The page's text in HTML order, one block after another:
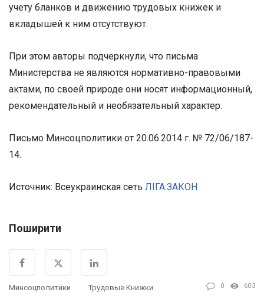
учету бланков и движению трудовых книжек и
вкладышей к ним отсутствуют.
При этом авторы подчеркнули, что письма
Министерства не являются нормативно-правовыми
актами, по своей природе они носят информационный,
рекомендательный и необязательный характер.
Письмо Минсоцполитики от 20.06.2014 г. № 72/06/187-
14.
Источник: Всеукраинская сеть ЛІГА:ЗАКОН
Поширити
Минсоцполитики Трудовые Книжки 0 603